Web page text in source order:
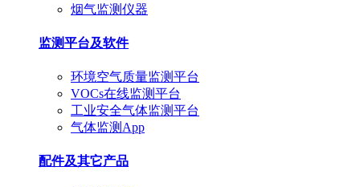
烟气监测仪器
监测平台及软件
环境空气质量监测平台
VOCs在线监测平台
工业安全气体监测平台
气体监测App
配件及其它产品